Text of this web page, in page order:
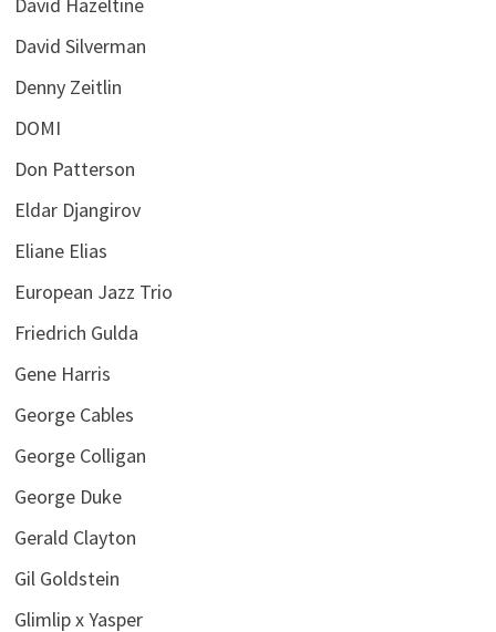
David Silverman
Denny Zeitlin
DOMI
Don Patterson
Eldar Djangirov
Eliane Elias
European Jazz Trio
Friedrich Gulda
Gene Harris
George Cables
George Colligan
George Duke
Gerald Clayton
Gil Goldstein
Glimlip x Yasper